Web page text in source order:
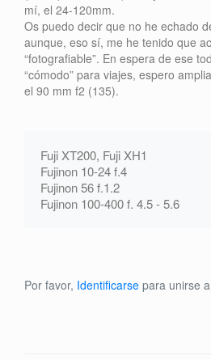
mí, el 24-120mm.
Os puedo decir que no he echado
aunque, eso sí, me he tenido que
“fotografiable”. En espera de ese
“cómodo” para viajes, espero
el 90 mm f2 (135).
Fuji XT200, Fuji XH1
Fujinon 10-24 f.4
Fujinon 56 f.1.2
Fujinon 100-400 f. 4.5 - 5.6
Por favor, Identificarse para unirse